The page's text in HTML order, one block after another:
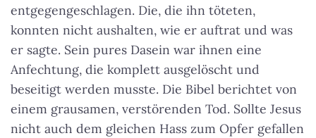
entgegengeschlagen. Die, die ihn töteten,
konnten nicht aushalten, wie er auftrat und was
er sagte. Sein pures Dasein war ihnen eine
Anfechtung, die komplett ausgelöscht und
beseitigt werden musste. Die Bibel berichtet von
einem grausamen, verstörenden Tod. Sollte Jesus
nicht auch dem gleichen Hass zum Opfer gefallen